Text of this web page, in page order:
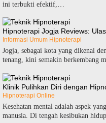
ini terbukti efektif,…
Hipnoterapi Jogja Reviews:
Informasi Umum Hipnoterapi
Jogja, sebagai kota yang dikenal
tenang, kini semakin berkembang
Klinik Pulihkan Diri dengan
Hipnoterapi Online
Kesehatan mental adalah aspek
manusia. Di tengah kesibukan